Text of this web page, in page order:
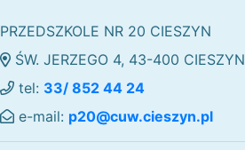
PRZEDSZKOLE NR 20 CIESZYN
ŚW. JERZEGO 4, 43-400 CIESZYN
tel: 33/ 852 44 24
e-mail: p20@cuw.cieszyn.pl